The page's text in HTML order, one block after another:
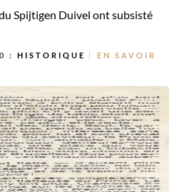
Spijtigen Duivel ont subsisté
: HISTORIQUE
EN SAVOIR